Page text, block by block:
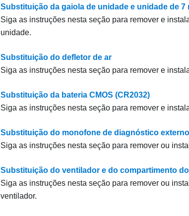
Substituição da gaiola de unidade e unidade de 7
Siga as instruções nesta seção para remover e
unidade.
Substituição do defletor de ar
Siga as instruções nesta seção para remover e
Substituição da bateria CMOS (CR2032)
Siga as instruções nesta seção para remover e
Substituição do monofone de diagnóstico externo
Siga as instruções nesta seção para remover ou
Substituição do ventilador e do compartimento
Siga as instruções nesta seção para remover ou
ventilador.